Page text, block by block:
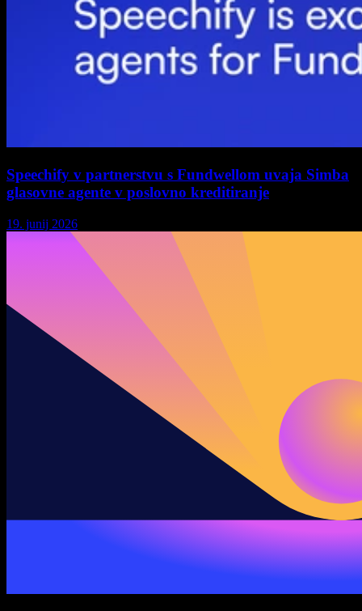
Speechify v partnerstvu s Fundwellom uvaja Simba
glasovne agente v poslovno kreditiranje
19. junij 2026